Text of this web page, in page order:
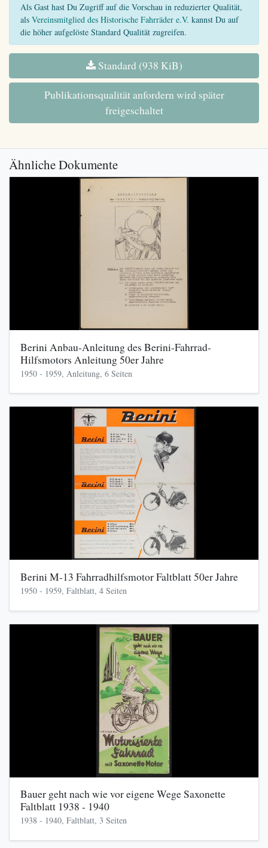
Als Gast hast Du Zugriff auf die Vorschau in reduzierter Qualität,
als Vereinsmitglied des Historische Fahrräder e.V. kannst Du auf
die höher aufgelöste Standard Qualität zugreifen.
Standard (938 KiB)
Publikationsqualität anfordern wird später
freigeschaltet
Ähnliche Dokumente
Berini Anbau-Anleitung des Berini-Fahrrad-
Hilfsmotors Anleitung 50er Jahre
1950 - 1959, Anleitung, 6 Seiten
Berini M-13 Fahrradhilfsmotor Faltblatt 50er Jahre
1950 - 1959, Faltblatt, 4 Seiten
Bauer geht nach wie vor eigene Wege Saxonette
Faltblatt 1938 - 1940
1938 - 1940, Faltblatt, 3 Seiten